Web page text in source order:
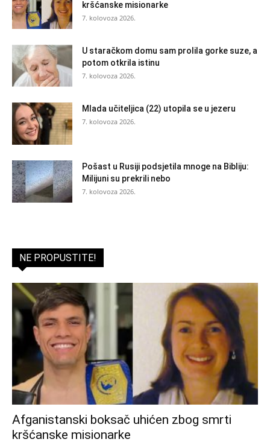
kršćanske misionarke
7. kolovoza 2026.
U staračkom domu sam prolila gorke suze, a
potom otkrila istinu
7. kolovoza 2026.
Mlada učiteljica (22) utopila se u jezeru
7. kolovoza 2026.
Pošast u Rusiji podsjetila mnoge na Bibliju:
Milijuni su prekrili nebo
7. kolovoza 2026.
NE PROPUSTITE!
Afganistanski boksač uhićen zbog smrti
kršćanske misionarke